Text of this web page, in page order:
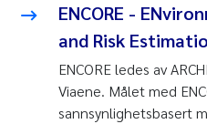
ENCORE -
and Risk
ENCORE ledes av
Viaene. Målet med
sannsynlighetsbasert